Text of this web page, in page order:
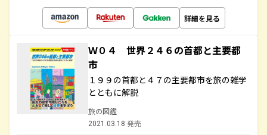
詳細を見る
Ｗ０４ 世界２４６の首都と主要都
市
１９９の首都と４７の主要都市を旅の雑学
とともに解説
旅の図鑑
2021.03.18 発売